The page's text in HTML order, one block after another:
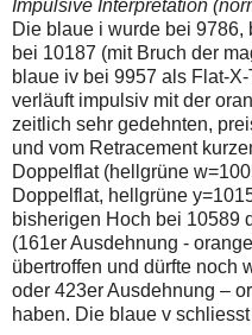
Bitte
überprüfen
Sie
Ihre
Browsereinstellungen
oder
Ihre
Internetverbindung
und
versuchen
Sie
es
zu
einem
späteren
Zeitpunkt
noch
Impulsive Interpretation
Die blaue i wurde bei
bei 10187 (mit Bruch der
blaue iv bei 9957 als Flat-
verläuft impulsiv mit der
zeitlich sehr gedehnten,
und vom Retracement
Doppelflat (hellgrüne
Doppelflat, hellgrüne
bisherigen Hoch bei 10589
(161er Ausdehnung -
übertroffen und dürfte noch
oder 423er Ausdehnung –
haben. Die blaue v